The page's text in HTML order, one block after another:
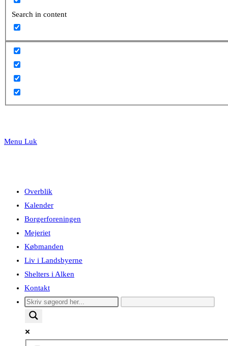
Search in content
Menu Luk
Overblik
Kalender
Borgerforeningen
Mejeriet
Købmanden
Liv i Landsbyerne
Shelters i Alken
Kontakt